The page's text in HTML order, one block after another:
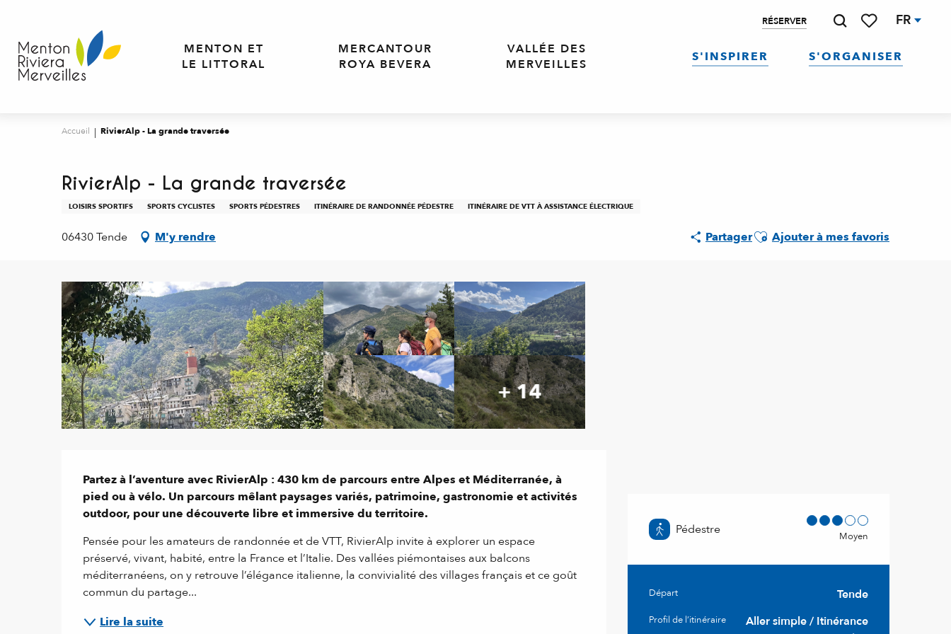
contenu
principal
RÉSERVER FR
MENTON ET
LE LITTORAL
MERCANTOUR
ROYA BEVERA
VALLÉE DES
MERVEILLES
S'INSPIRER S'ORGANISER
Accueil RivierAlp - La grande traversée
RivierAlp - La grande traversée
LOISIRS SPORTIFS SPORTS CYCLISTES SPORTS PÉDESTRES ITINÉRAIRE DE RANDONNÉE PÉDESTRE ITINÉRAIRE DE VTT À ASSISTANCE ÉLECTRIQUE
06430 Tende M'y rendre PartagerAjouter aux favoris
Ajouter à mes favoris
Pédestre Moyen
Informations pratiques
Départ Tende
Profil de l’itinéraire Aller simple / Itinérance
+ 14
Description
Partez à l’aventure avec RivierAlp : 430 km de parcours entre Alpes et Méditerranée, à
pied ou à vélo. Un parcours mêlant paysages variés, patrimoine, gastronomie et activités
outdoor, pour une découverte libre et immersive du territoire.
Pensée pour les amateurs de randonnée et de VTT, RivierAlp invite à explorer un espace
préservé, vivant, habité, entre la France et l’Italie. Des vallées piémontaises aux balcons
méditerranéens, on y retrouve l’élégance italienne, la convivialité des villages français et ce goût
commun du partage...
Lire la suite